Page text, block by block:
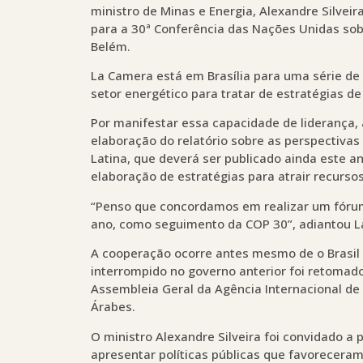
ministro de Minas e Energia, Alexandre
para a 30ª Conferência das Nações Unidas
Belém.
La Camera está em Brasília para uma série
setor energético para tratar de estratégias
Por manifestar essa capacidade de
elaboração do relatório sobre as
Latina, que deverá ser publicado ainda este
elaboração de estratégias para atrair
“Penso que concordamos em realizar um
ano, como seguimento da COP 30”, adiantou
A cooperação ocorre antes mesmo de o
interrompido no governo anterior foi
Assembleia Geral da Agência Internacional
Árabes.
O ministro Alexandre Silveira foi convidado a
apresentar políticas públicas que